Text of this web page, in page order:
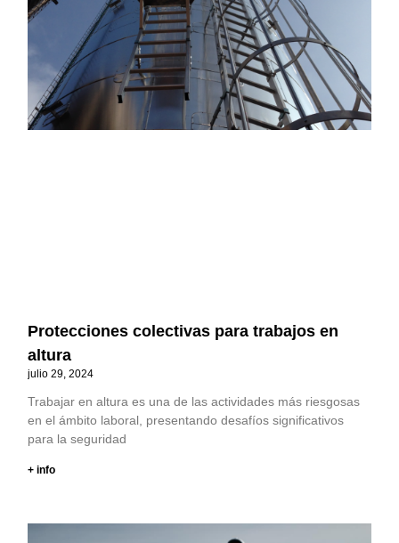
Protecciones colectivas para trabajos en
altura
julio 29, 2024
Trabajar en altura es una de las actividades más riesgosas
en el ámbito laboral, presentando desafíos significativos
para la seguridad
+ info